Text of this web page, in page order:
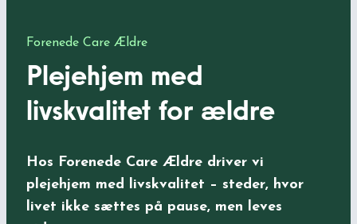
Forenede Care Ældre
Plejehjem med
livskvalitet for ældre
Hos Forenede Care Ældre driver vi
plejehjem med livskvalitet – steder, hvor
livet ikke sættes på pause, men leves